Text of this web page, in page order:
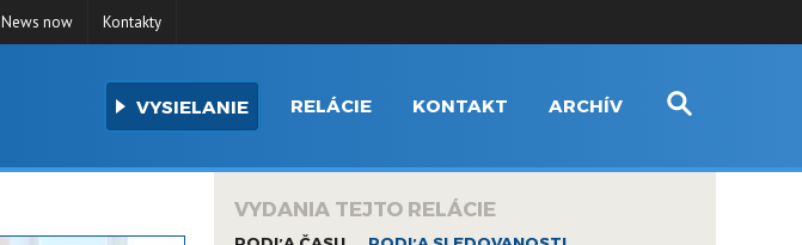
News now Kontakty
VYSIELANIE RELÁCIE KONTAKT ARCHÍV
VYDANIA TEJTO RELÁCIE